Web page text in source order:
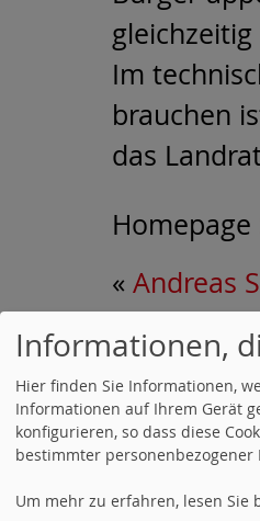
Im
brauchen
das
Homepage
« Andreas
Informationen,
Hier finden Sie Informationen,
Informationen auf Ihrem Gerät
konfigurieren, so dass diese
bestimmter personenbezogener
Um mehr zu erfahren, lesen Sie